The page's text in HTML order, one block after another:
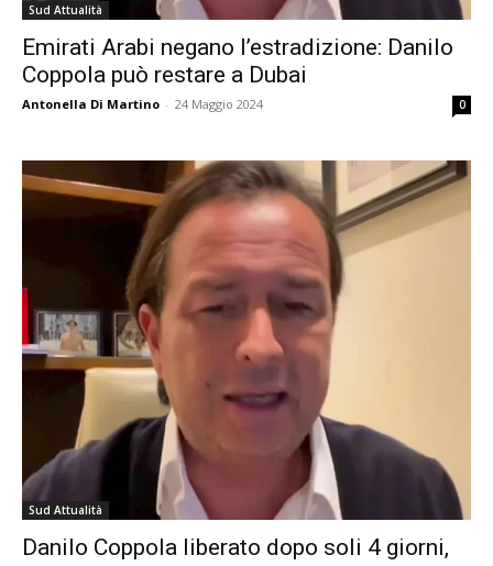
Sud Attualità
Emirati Arabi negano l’estradizione: Danilo
Coppola può restare a Dubai
Antonella Di Martino - 24 Maggio 2024 0
Sud Attualità
Danilo Coppola liberato dopo soli 4 giorni,